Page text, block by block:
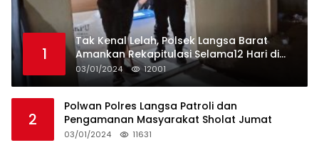
1
Tak Kenal Lelah, Polsek Langsa Barat
Amankan Rekapitulasi Selama12 Hari di
Kecamatan Baro
03/01/2024 12001
2
Polwan Polres Langsa Patroli dan
Pengamanan Masyarakat Sholat Jumat
03/01/2024 11631